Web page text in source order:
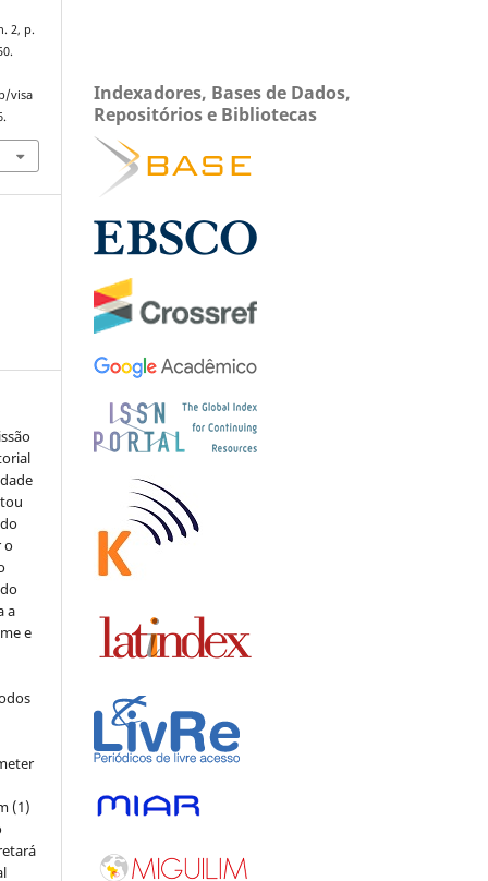
2, p.
visa
o
a
e
(1)
Indexadores, Bases de Dados,
Repositórios e Bibliotecas